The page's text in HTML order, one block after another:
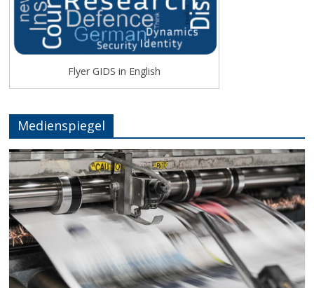
Flyer GIDS in English
Medienspiegel